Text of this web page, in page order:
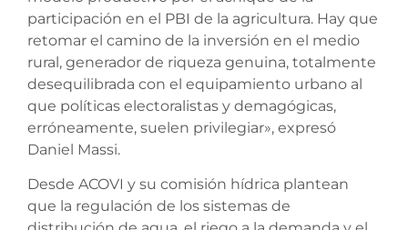
participación en el PBI de la agricultura. Hay que
retomar el camino de la inversión en el medio
rural, generador de riqueza genuina, totalmente
desequilibrada con el equipamiento urbano al
que políticas electoralistas y demagógicas,
erróneamente, suelen privilegiar», expresó
Daniel Massi.
Desde ACOVI y su comisión hídrica plantean
que la regulación de los sistemas de